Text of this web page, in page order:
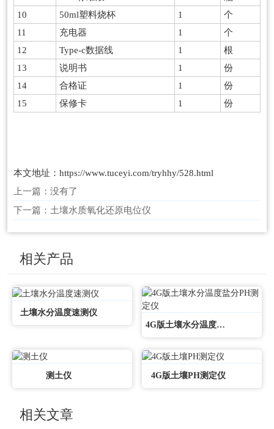
10
50ml塑料烧杯 1
个
11
充电器 1
个
12
Type-c数据线 1
根
13
说明书 1
份
14
合格证 1
份
15
保修卡 1 份
本文地址： https://www.tuceyi.com/tryhhy/528.html
上一篇：没有了
下一篇： 土壤水质氧化还原电位仪
相关产品
土壤水分温度速测仪
4G版土壤水分温度盐分PH测定仪
测土仪 4G版土壤PH测定仪
相关文章